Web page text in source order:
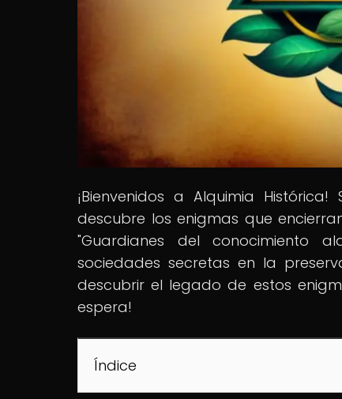
¡Bienvenidos a Alquimia
descubre los enigmas que
"Guardianes del conocimiento
sociedades secretas en la
descubrir el legado de estos
espera!
Índice